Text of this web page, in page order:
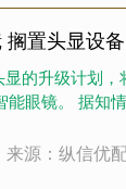
置头显设
的升级计划
能眼镜。 据知
来源：纵信优